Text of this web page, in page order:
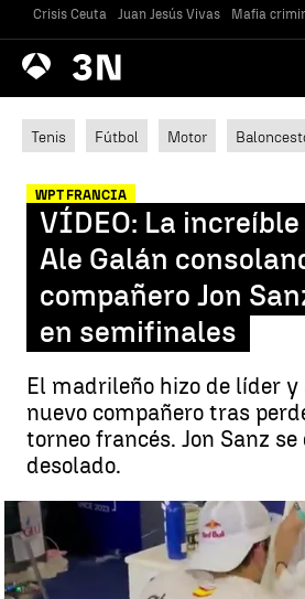
Crisis Ceuta Juan Jesús Vivas Mafia
Antena
3 Noticias
Tenis Fútbol Motor
WPT FRANCIA
VÍDEO: La
Ale Galán
compañero Jon
en semifinales
El madrileño hizo de líder y
nuevo compañero tras
torneo francés. Jon Sanz
desolado.
VÍDEO: La increíble imagen de
compañero Jon Sanz tras caer en
imagen de Ale Galán consolando a